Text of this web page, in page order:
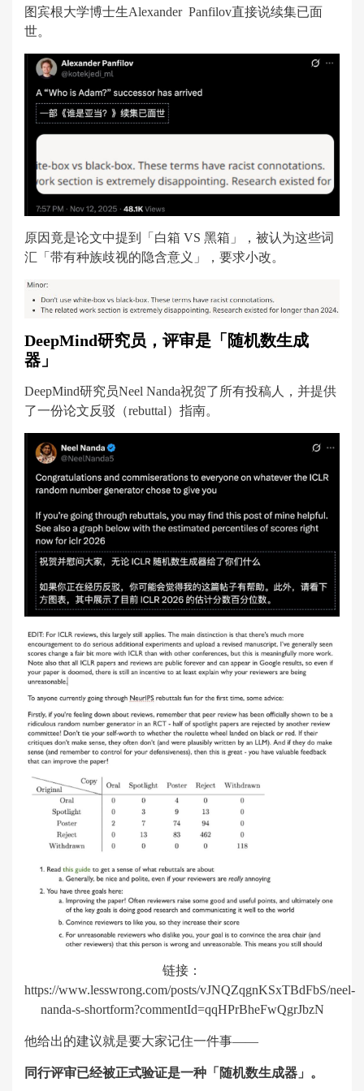
图宾根大学博士生Alexander Panfilov直接说续集已面
世。
原因竟是论文中提到「白箱 VS 黑箱」，被认为这些词
汇「带有种族歧视的隐含意义」，要求小改。
DeepMind研究员，评审是「随机数生成
器」
DeepMind研究员Neel Nanda祝贺了所有投稿人，并提供
了一份论文反驳（rebuttal）指南。
链接：
https://www.lesswrong.com/posts/vJNQZqgnKSxTBdFbS/neel-
nanda-s-shortform?commentId=qqHPrBheFwQgrJbzN
他给出的建议就是要大家记住一件事——
同行评审已经被正式验证是一种「随机数生成器」。